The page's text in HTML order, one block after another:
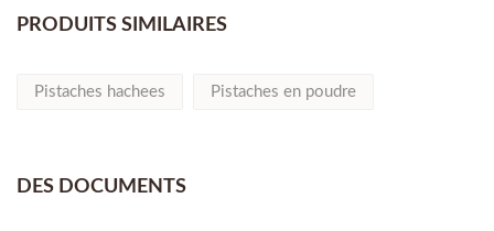
PRODUITS SIMILAIRES
Pistaches hachees Pistaches en poudre
DES DOCUMENTS